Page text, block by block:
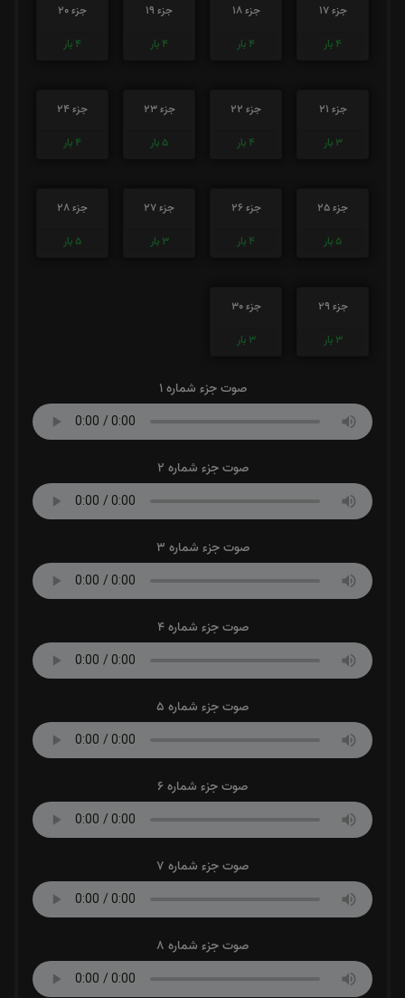
جزء 17
4 بار
جزء 18
4 بار
جزء 19
4 بار
جزء 20
4 بار
جزء 21
3 بار
جزء 22
4 بار
جزء 23
5 بار
جزء 24
4 بار
جزء 25
5 بار
جزء 26
4 بار
جزء 27
3 بار
جزء 28
5 بار
جزء 29
3 بار
جزء 30
3 بار
صوت جزء شماره 1
صوت جزء شماره 2
صوت جزء شماره 3
صوت جزء شماره 4
صوت جزء شماره 5
صوت جزء شماره 6
صوت جزء شماره 7
صوت جزء شماره 8